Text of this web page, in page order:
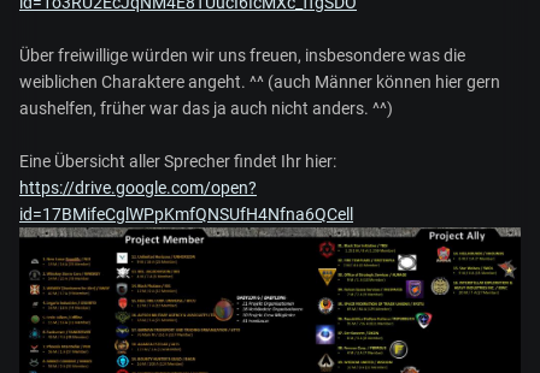
Über freiwillige würden wir uns freuen, insbesondere was die
weiblichen Charaktere angeht. ^^ (auch Männer können hier gern
aushelfen, früher war das ja auch nicht anders. ^^)
Eine Übersicht aller Sprecher findet Ihr hier:
https://drive.google.com/open?
id=17BMifeCglWPpKmfQNSUfH4Nfna6QCell